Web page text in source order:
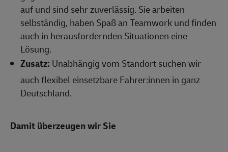
auf und sind sehr zuverlässig. Sie arbeiten
selbständig, haben Spaß an Teamwork und finden
auch in herausfordernden Situationen eine
Lösung.
Zusatz: Unabhängig vom Standort suchen wir
auch flexibel einsetzbare Fahrer:innen in ganz
Deutschland.
Damit überzeugen wir Sie